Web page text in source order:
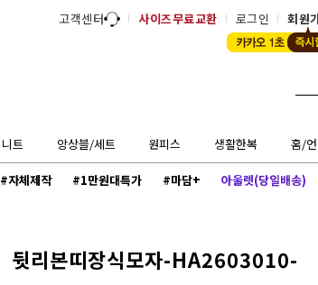
고객센터 사이즈무료교환 로그인 회원
니트 앙상블/세트 원피스 생활한복 홈/
#자체제작 #1만원대특가 #마담+ 아울렛(당일배송)
뒷리본띠장식모자-HA2603010-